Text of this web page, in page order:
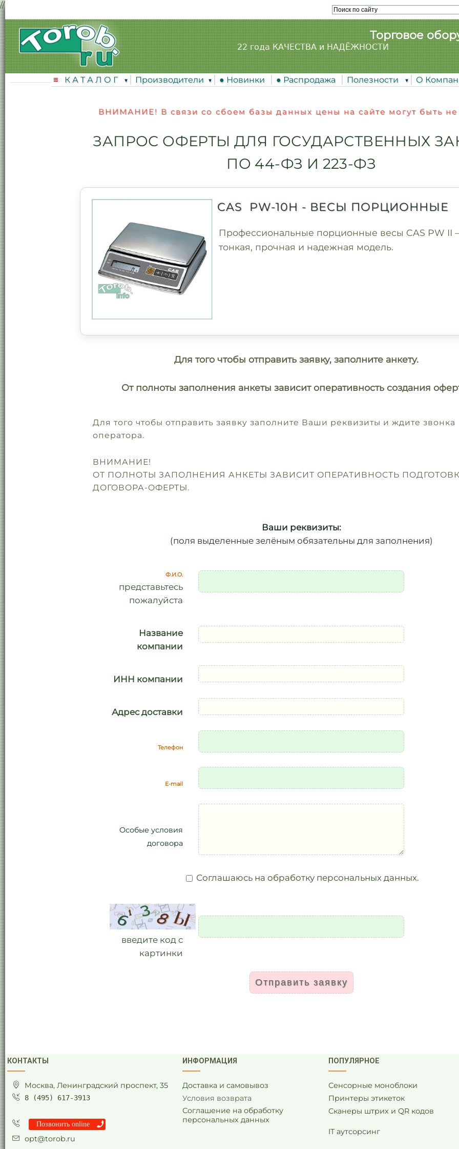
// ...existing code...
Торговое
22 года КАЧЕСТВА и НАДЁЖНОСТИ
К А Т А Л О Г Производители ● Новинки ● Распродажа Полезности О
ВНИМАНИЕ! В связи со сбоем базы данных цены на сайте могут быть не
ЗАПРОС ОФЕРТЫ ДЛЯ ГОСУДАРСТВЕННЫХ
ПО 44-ФЗ И 223-ФЗ
CAS PW-10H - ВЕСЫ ПОРЦИОННЫЕ
Профессиональные порционные весы CAS PW II
тонкая, прочная и надежная модель.
Для того чтобы отправить заявку, заполните анкету.
От полноты заполнения анкеты зависит оперативность создания
Для того чтобы отправить заявку заполните Ваши реквизиты и ждите звонка
оператора.
ВНИМАНИЕ!
ОТ ПОЛНОТЫ ЗАПОЛНЕНИЯ АНКЕТЫ ЗАВИСИТ ОПЕРАТИВНОСТЬ
ДОГОВОРА-ОФЕРТЫ.
Ваши реквизиты:
(поля выделенные зелёным обязательны для заполнения)
Ф.И.О.
представьтесь
пожалуйста
Название
компании
ИНН компании
Адрес доставки
Телефон
E-mail
Особые условия
договора
Соглашаюсь на обработку персональных данных.
введите код с
картинки
Отправить заявку
КОНТАКТЫ ИНФОРМАЦИЯ ПОПУЛЯРНОЕ
Москва, Ленинградский проспект, 35 Доставка и самовывоз Сенсорные моноблоки
8 (495) 617-3913 Условия возврата
Принтеры этикеток
Соглашение на обработку
персональных данных
Сканеры штрих и QR кодов
Позвонить online
IT аутсорсинг
opt@torob.ru